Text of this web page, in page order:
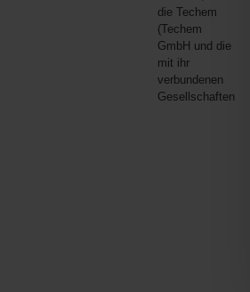
die Techem
(Techem
GmbH und die
mit ihr
verbundenen
Gesellschaften